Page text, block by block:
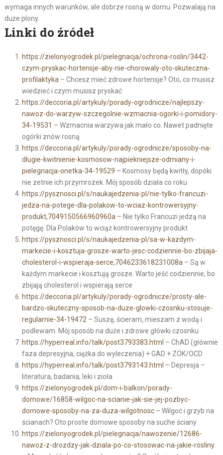
wymaga innych warunków, ale dobrze rosną w domu. Pozwalają na
duże plony.
Linki do źródeł
https://zielonyogrodek.pl/pielegnacja/ochrona-roslin/3442-
czym-pryskac-hortensje-aby-nie-chorowaly-oto-skuteczna-
profilaktyka – Chcesz mieć zdrowe hortensje? Oto, co musisz
wiedzieć i czym musisz pryskać
https://deccoria.pl/artykuly/porady-ogrodnicze/najlepszy-
nawoz-do-warzyw-szczegolnie-wzmacnia-ogorki-i-pomidory-
34-19531 – Wzmacnia warzywa jak mało co. Nawet padnięte
ogórki znów rosną
https://deccoria.pl/artykuly/porady-ogrodnicze/sposoby-na-
dlugie-kwitnienie-kosmosow-najpiekniejsze-odmiany-i-
pielegnacja-onetka-34-19529 – Kosmosy będą kwitły, dopóki
nie zetnie ich przymrozek. Mój sposób działa co roku
https://pysznosci.pl/s/naukajedzenia-pl/nie-tylko-francuzi-
jedza-na-potege-dla-polakow-to-wciaz-kontrowersyjny-
produkt,7049150566960960a – Nie tylko Francuzi jedzą na
potęgę. Dla Polaków to wciąż kontrowersyjny produkt
https://pysznosci.pl/s/naukajedzenia-pl/sa-w-kazdym-
markecie-i-kosztuja-grosze-warto-jesc-codziennie-bo-zbijaja-
cholesterol-i-wspieraja-serce,7046233618231008a – Są w
każdym markecie i kosztują grosze. Warto jeść codziennie, bo
zbijają cholesterol i wspierają serce
https://deccoria.pl/artykuly/porady-ogrodnicze/prosty-ale-
bardzo-skuteczny-sposob-na-duze-glowki-czosnku-stosuje-
regularnie-34-19472 – Suszę, ścieram, mieszam z wodą i
podlewam. Mój sposób na duże i zdrowe główki czosnku
https://hyperreal.info/talk/post3793383.html – ChAD (głównie
faza depresyjna, ciężka do wyleczenia) + GAD + ZOK/OCD
https://hyperreal.info/talk/post3793143.html – Depresja –
literatura, badania, leki i zioła
https://zielonyogrodek.pl/dom-i-balkon/porady-
domowe/16858-wilgoc-na-scianie-jak-sie-jej-pozbyc-
domowe-sposoby-na-za-duza-wilgotnosc– Wilgoć i grzyb na
ścianach? Oto proste domowe sposoby na suche ściany
https://zielonyogrodek.pl/pielegnacja/nawozenie/12686-
nawoz-z-drozdzy-jak-dziala-po-co-stosowac-na-jakie-rosliny